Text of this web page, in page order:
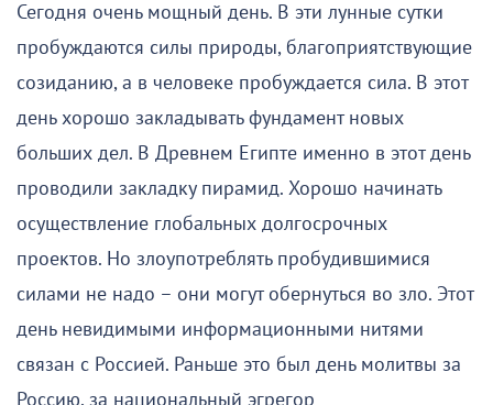
Сегодня очень мощный день. В эти лунные сутки
пробуждаются силы природы, благоприятствующие
созиданию, а в человеке пробуждается сила. В этот
день хорошо закладывать фундамент новых
больших дел. В Древнем Египте именно в этот день
проводили закладку пирамид. Хорошо начинать
осуществление глобальных долгосрочных
проектов. Но злоупотреблять пробудившимися
силами не надо – они могут обернуться во зло. Этот
день невидимыми информационными нитями
связан с Россией. Раньше это был день молитвы за